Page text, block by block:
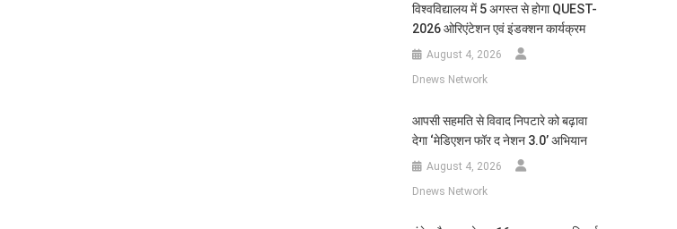
विश्वविद्यालय में 5 अगस्त से होगा QUEST-
2026 ओरिएंटेशन एवं इंडक्शन कार्यक्रम
August 4, 2026
Dnews Network
आपसी सहमति से विवाद निपटारे को बढ़ावा
देगा ‘मेडिएशन फॉर द नेशन 3.0’ अभियान
August 4, 2026
Dnews Network